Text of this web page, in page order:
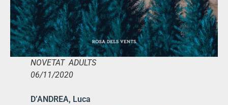
NOVETAT ADULTS
06/11/2020
D’ANDREA, Luca